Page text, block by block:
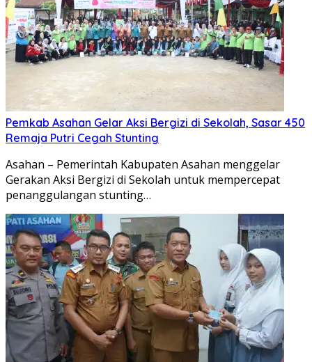
Pemkab Asahan Gelar Aksi Bergizi di Sekolah, Sasar 450
Remaja Putri Cegah Stunting
Asahan – Pemerintah Kabupaten Asahan menggelar
Gerakan Aksi Bergizi di Sekolah untuk mempercepat
penanggulangan stunting…